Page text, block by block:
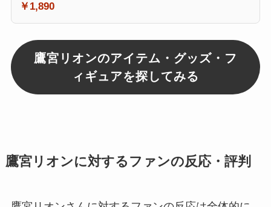
￥1,890
鷹宮リオンのアイテム・グッズ・フ
ィギュアを探してみる
鷹宮リオンに対するファンの反応・評判